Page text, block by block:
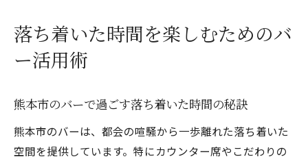
落ち着いた時間を楽しむためのバ
ー活用術
熊本市のバーで過ごす落ち着いた時間の秘訣
熊本市のバーは、都会の喧騒から一歩離れた落ち着いた
空間を提供しています。特にカウンター席やこだわりの